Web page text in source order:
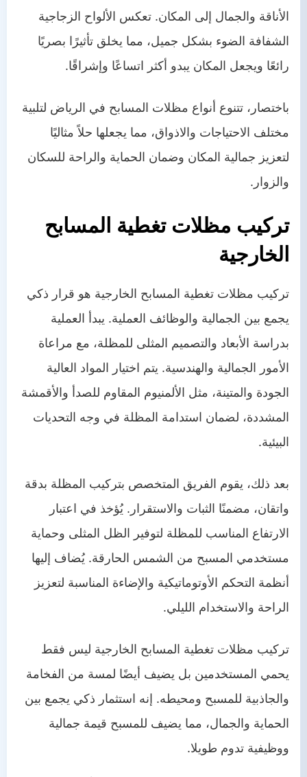
الأناقة والجمال إلى المكان. تعكس الألواح الزجاجية
الشفافة الضوء بشكل جميل، مما يخلق تأثيرًا بصريًا
رائعًا ويجعل المكان يبدو أكثر اتساعًا وإشراقًا.
باختصار، تتنوع أنواع مظلات المسابح في الرياض لتلبية
مختلف الاحتياجات والاذواق، مما يجعلها حلاً مثاليًا
لتعزيز جمالية المكان وضمان الحماية والراحة للسكان
والزوار.
تركيب مظلات تغطية المسابح
الخارجية
تركيب مظلات تغطية المسابح الخارجية هو قرار ذكي
يجمع بين الجمالية والوظائف العملية. يبدأ العملية
بدراسة الأبعاد والتصميم المثلى للمظلة، مع مراعاة
الأمور الجمالية والهندسية. يتم اختيار المواد العالية
الجودة والمتينة، مثل الألمنيوم المقاوم للصدأ والأقمشة
المشددة، لضمان استدامة المظلة في وجه التحديات
البيئية.
بعد ذلك، يقوم الفريق المتخصص بتركيب المظلة بدقة
واتقان، مضمنًا الثبات والاستقرار. يُؤخذ في اعتبار
الارتفاع المناسب للمظلة لتوفير الظل المثلى وحماية
مستخدمي المسبح من الشمس الحارقة. يُضاف إليها
أنظمة التحكم الأوتوماتيكية والإضاءة المناسبة لتعزيز
الراحة والاستخدام الليلي.
تركيب مظلات تغطية المسابح الخارجية ليس فقط
يحمي المستخدمين بل يضيف أيضًا لمسة من الفخامة
والجاذبية للمسبح ومحيطه. إنه استثمار ذكي يجمع بين
الحماية والجمال، مما يضيف للمسبح قيمة جمالية
ووظيفية تدوم طويلا.